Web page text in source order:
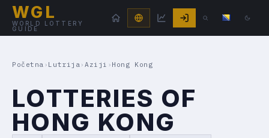
WGL
WORLD LOTTERY
GUIDE
Početna › Lutrija › Aziji › Hong Kong
LOTTERIES OF
HONG KONG